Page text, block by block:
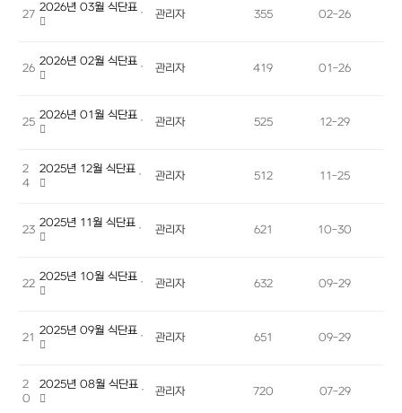
27
2026년 03월 식단표
관리자 355 02-26
26
2026년 02월 식단표
관리자 419 01-26
25
2026년 01월 식단표
관리자 525 12-29
2
4
2025년 12월 식단표
관리자 512 11-25
23
2025년 11월 식단표
관리자 621 10-30
22
2025년 10월 식단표
관리자 632 09-29
21
2025년 09월 식단표
관리자 651 09-29
2
0
2025년 08월 식단표
관리자 720 07-29